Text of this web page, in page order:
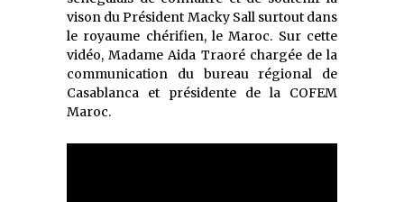
vison du Président Macky Sall surtout dans
le royaume chérifien, le Maroc. Sur cette
vidéo,Madame Aida Traoré chargée de la
communication du bureau régional de
Casablanca et présidente de la COFEM
Maroc.